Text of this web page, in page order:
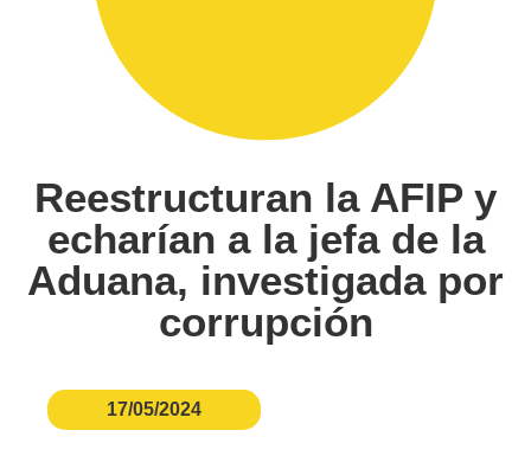
Reestructuran la AFIP y
echarían a la jefa de la
Aduana, investigada por
corrupción
17/05/2024